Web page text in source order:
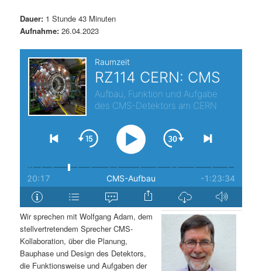
l
t
s
p
n
g
e
n
h
a
l
t
r
i
n
g
Dauer: 1 Stunde 43 Minuten
Aufnahme: 26.04.2023
Wir sprechen mit Wolfgang Adam, dem
stellvertretendem Sprecher CMS-
Kollaboration, über die Planung,
Bauphase und Design des Detektors,
die Funktionsweise und Aufgaben der